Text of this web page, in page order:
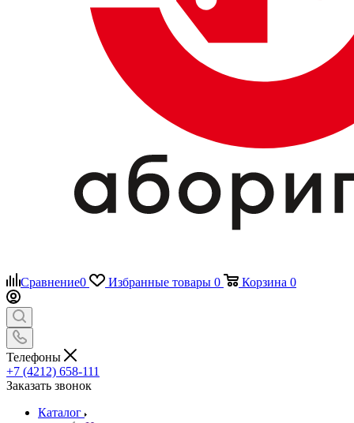
Сравнение0 Избранные товары 0 Корзина 0
Телефоны
+7 (4212) 658-111
Заказать звонок
Каталог